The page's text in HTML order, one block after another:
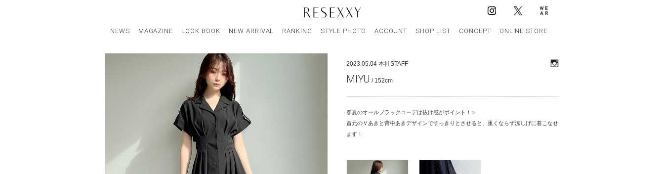
NEWS MAGAZINE LOOK BOOK NEW ARRIVAL RANKING STYLE PHOTO ACCOUNT SHOP LIST CONCEPT ONLINE STORE
2023.05.04 本社STAFF
MIYU / 152cm
春夏のオールブラックコーデは抜け感がポイント！✨
首元のＶあきと背中あきデザインですっきりとさせると、重くならず涼しげに着こなせ
ます！